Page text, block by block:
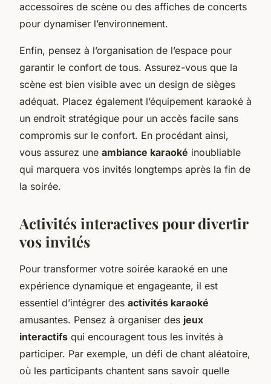
accessoires de scène ou des affiches de concerts
pour dynamiser l’environnement.
Enfin, pensez à l’organisation de l’espace pour
garantir le confort de tous. Assurez-vous que la
scène est bien visible avec un design de sièges
adéquat. Placez également l’équipement karaoké à
un endroit stratégique pour un accès facile sans
compromis sur le confort. En procédant ainsi,
vous assurez une ambiance karaoké inoubliable
qui marquera vos invités longtemps après la fin de
la soirée.
Activités interactives pour divertir
vos invités
Pour transformer votre soirée karaoké en une
expérience dynamique et engageante, il est
essentiel d’intégrer des activités karaoké
amusantes. Pensez à organiser des jeux
interactifs qui encouragent tous les invités à
participer. Par exemple, un défi de chant aléatoire,
où les participants chantent sans savoir quelle